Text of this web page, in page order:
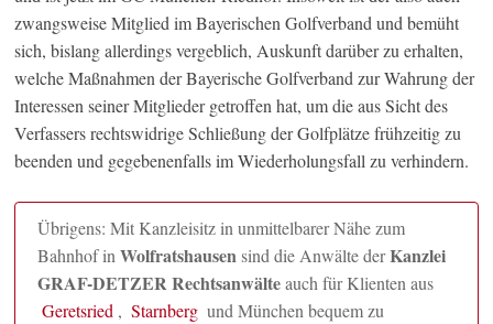
zwangsweise Mitglied im Bayerischen Golfverband und bemüht
sich, bislang allerdings vergeblich, Auskunft darüber zu erhalten,
welche Maßnahmen der Bayerische Golfverband zur Wahrung der
Interessen seiner Mitglieder getroffen hat, um die aus Sicht des
Verfassers rechtswidrige Schließung der Golfplätze frühzeitig zu
beenden und gegebenenfalls im Wiederholungsfall zu verhindern.
Übrigens: Mit Kanzleisitz in unmittelbarer Nähe zum
Bahnhof inWolfratshausensind die Anwälte derKanzlei
GRAF-DETZER Rechtsanwälteauch für Klienten aus
Geretsried , Starnberg und München bequem zu